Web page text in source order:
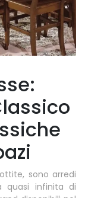
sono arredi
quasi infinita di